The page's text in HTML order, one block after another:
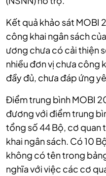
Kết quả khảo sát MOBI
công khai ngân sách
ương chưa có cải thiện
nhiều đơn vị chưa công
đầy đủ, chưa đáp ứng
Điểm trung bình MOBI
đương với điểm trung
tổng số 44 Bộ, cơ
khai ngân sách. Có 10
không có tên trong
nghĩa với việc các cơ